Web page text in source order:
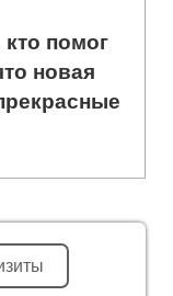
помог
новая